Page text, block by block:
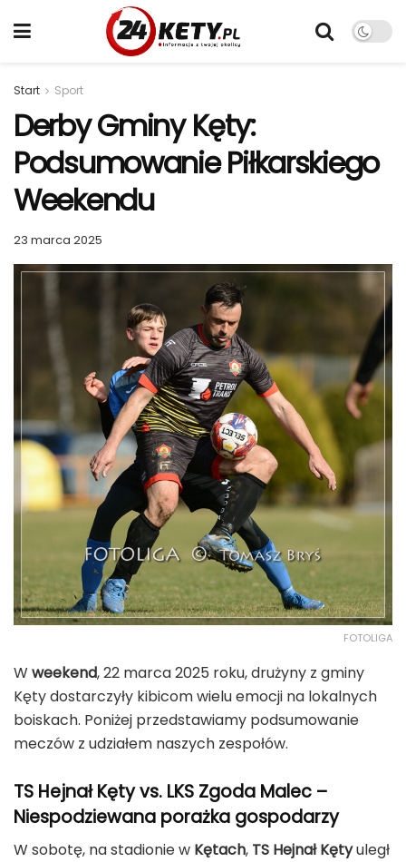
Start Sport
Derby Gminy Kęty:
Podsumowanie Piłkarskiego
Weekendu
23 marca 2025
FOTOLIGA
W weekend, 22 marca 2025 roku, drużyny z gminy
Kęty dostarczyły kibicom wielu emocji na lokalnych
boiskach. Poniżej przedstawiamy podsumowanie
meczów z udziałem naszych zespołów.
TS Hejnał Kęty vs. LKS Zgoda Malec –
Niespodziewana porażka gospodarzy
W sobotę, na stadionie w Kętach, TS Hejnał Kętyuległ